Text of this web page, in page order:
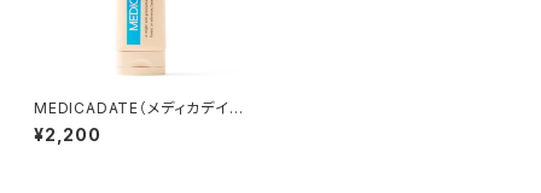
MEDICADATE（メディカデイ
ト）薬用スムーズリムーバー
¥2,200